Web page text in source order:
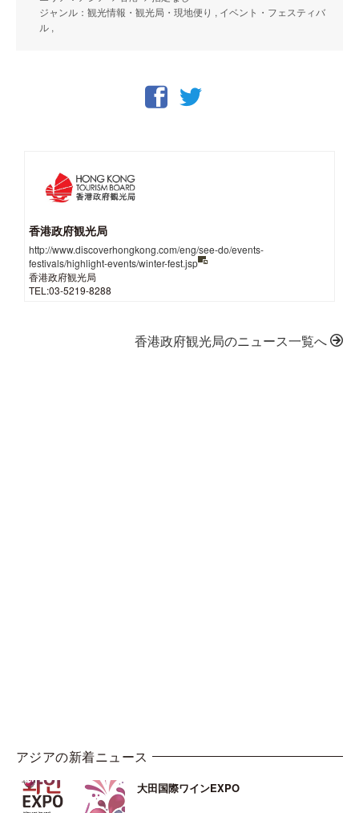
ジャンル：観光情報・観光局・現地便り , イベント・フェスティバ
ル ,
香港政府観光局
http://www.discoverhongkong.com/eng/see-do/events-
festivals/highlight-events/winter-fest.jsp
香港政府観光局
TEL:03-5219-8288
香港政府観光局のニュース一覧へ
アジアの新着ニュース
大田国際ワインEXPO